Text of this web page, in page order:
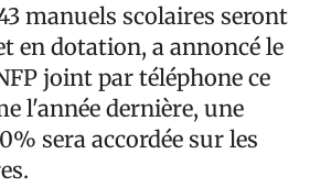
manuels scolaires seront
en dotation, a annoncé le
joint par téléphone ce
l'année dernière, une
sera accordée sur les